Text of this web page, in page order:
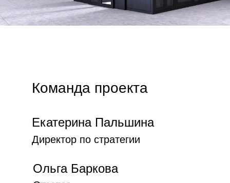
Команда проекта
Екатерина Пальшина
Директор по стратегии
Ольга Баркова